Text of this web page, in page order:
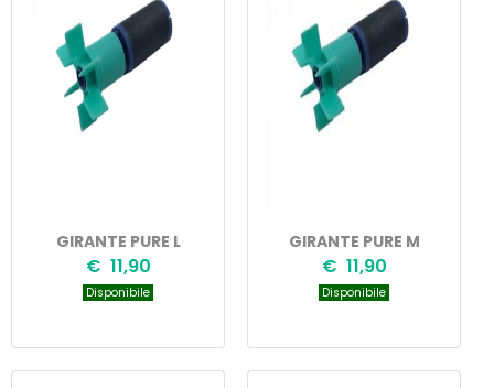
GIRANTE PURE L
€ 11,90
Disponibile
GIRANTE PURE M
€ 11,90
Disponibile